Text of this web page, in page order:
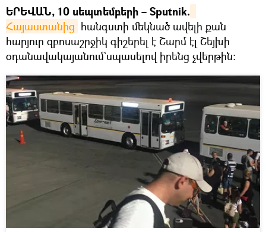
ԵՐԵՎԱՆ, 10 սեպտեմբերի – Sputnik.
Հայաստանից հանգստի մեկնած ավելի քան
հարյուր զբոսաշրջիկ գիշերել է Շարմ էլ Շեյխի
օդանավակայանում`սպասելով իրենց չվերթին։